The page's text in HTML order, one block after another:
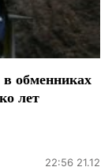
обменниках
лет
22:56 21.12